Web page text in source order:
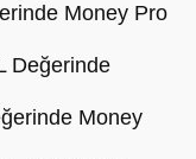
Money Pro
Değerinde
Money